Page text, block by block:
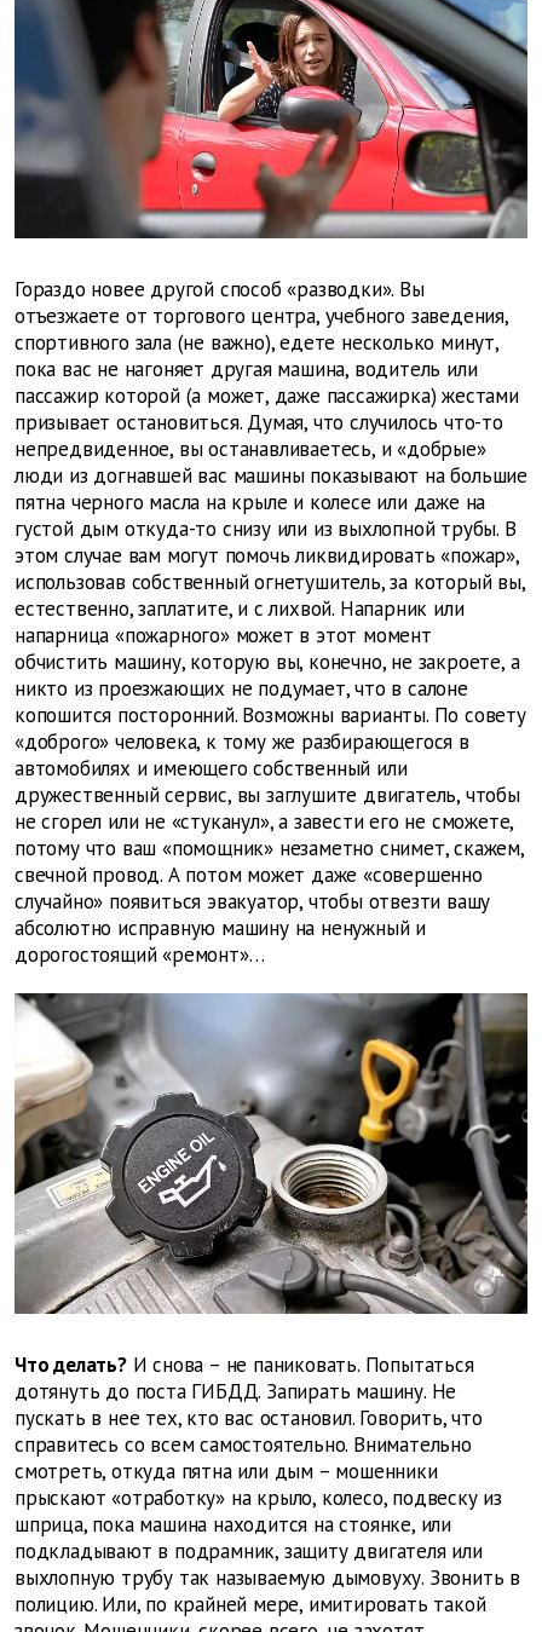
Гораздо новее другой способ «разводки». Вы
отъезжаете от торгового центра, учебного заведения,
спортивного зала (не важно), едете несколько минут,
пока вас не нагоняет другая машина, водитель или
пассажир которой (а может, даже пассажирка) жестами
призывает остановиться. Думая, что случилось что-то
непредвиденное, вы останавливаетесь, и «добрые»
люди из догнавшей вас машины показывают на большие
пятна черного масла на крыле и колесе или даже на
густой дым откуда-то снизу или из выхлопной трубы. В
этом случае вам могут помочь ликвидировать «пожар»,
использовав собственный огнетушитель, за который вы,
естественно, заплатите, и с лихвой. Напарник или
напарница «пожарного» может в этот момент
обчистить машину, которую вы, конечно, не закроете, а
никто из проезжающих не подумает, что в салоне
копошится посторонний. Возможны варианты. По совету
«доброго» человека, к тому же разбирающегося в
автомобилях и имеющего собственный или
дружественный сервис, вы заглушите двигатель, чтобы
не сгорел или не «стуканул», а завести его не сможете,
потому что ваш «помощник» незаметно снимет, скажем,
свечной провод. А потом может даже «совершенно
случайно» появиться эвакуатор, чтобы отвезти вашу
абсолютно исправную машину на ненужный и
дорогостоящий «ремонт»…
Что делать?И снова – не паниковать. Попытаться
дотянуть до поста ГИБДД. Запирать машину. Не
пускать в нее тех, кто вас остановил. Говорить, что
справитесь со всем самостоятельно. Внимательно
смотреть, откуда пятна или дым – мошенники
прыскают «отработку» на крыло, колесо, подвеску из
шприца, пока машина находится на стоянке, или
подкладывают в подрамник, защиту двигателя или
выхлопную трубу так называемую дымовуху. Звонить в
полицию. Или, по крайней мере, имитировать такой